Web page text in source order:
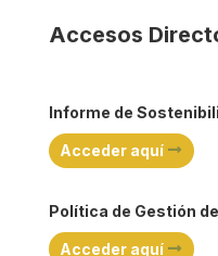
Accesos
Informe de
Acceder aquí
Política de Gestión
Acceder aquí